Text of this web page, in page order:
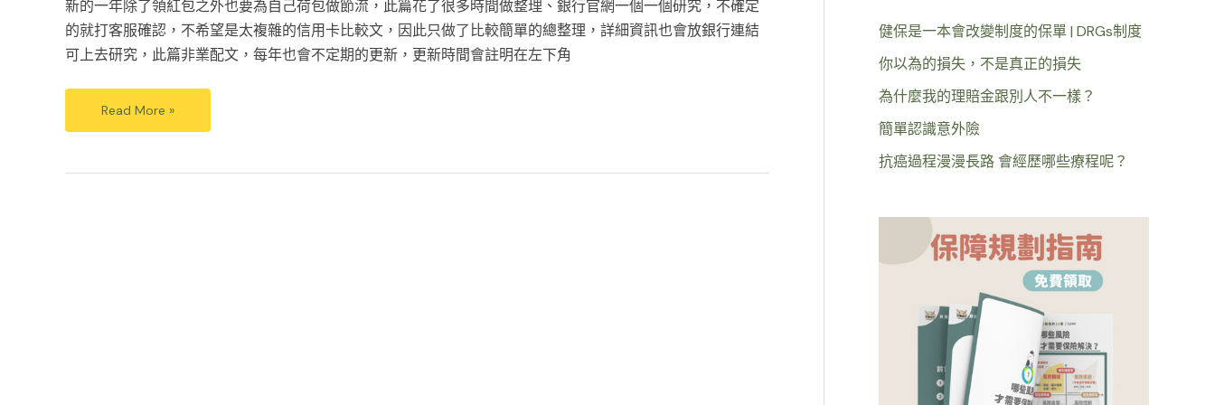
新的一年除了領紅包之外也要為自己荷包做節流，此篇花了很多時間做整理、銀行官網一個一個研究，不確定
的就打客服確認，不希望是太複雜的信用卡比較文，因此只做了比較簡單的總整理，詳細資訊也會放銀行連結
可上去研究，此篇非業配文，每年也會不定期的更新，更新時間會註明在左下角
Read More »
健保是一本會改變制度的保單 | DRGs制度
你以為的損失，不是真正的損失
為什麼我的理賠金跟別人不一樣？
簡單認識意外險
抗癌過程漫漫長路 會經歷哪些療程呢？